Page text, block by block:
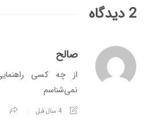
2 دیدگاه
صالح
از چه کسی
نمی‌شناسم
4 سال قبل